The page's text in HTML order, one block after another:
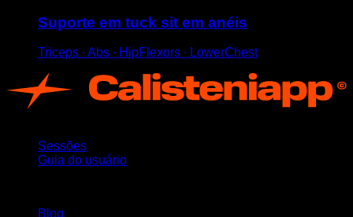
Suporte em tuck sit em anéis
Triceps ∙ Abs ∙ HipFlexors ∙ LowerChest
Sessões
Guia do usuário
Blog